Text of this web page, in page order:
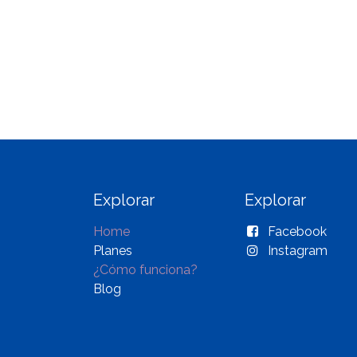
Explorar
Home
Planes
¿Cómo funciona?
Blog
Explorar
Facebook
Instagram